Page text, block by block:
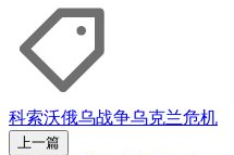
科索沃俄乌战争乌克兰危机
上一篇